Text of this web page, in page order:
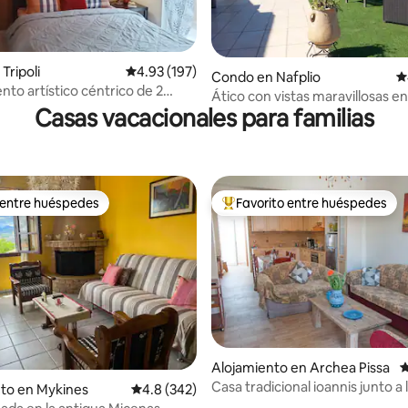
de 5, 112 reseñasCalificación promedio: 4.93 de 5, 197 reseñas
4.93 (197)
artístico céntrico de 2
Condo en Nafplio
Ático con vistas maravillosas
Casas vacacionales para familias
de 5, 169 reseñas
huéspedes
huéspedes
en Mykines Calificación promedio: 4.8 de 5, 342 reseñas
4.8 (342)
Favorito entre huéspedes
Favorito entre huéspedes
Alojamiento en Archea Pissa
Casa tradicional ioannis junto a